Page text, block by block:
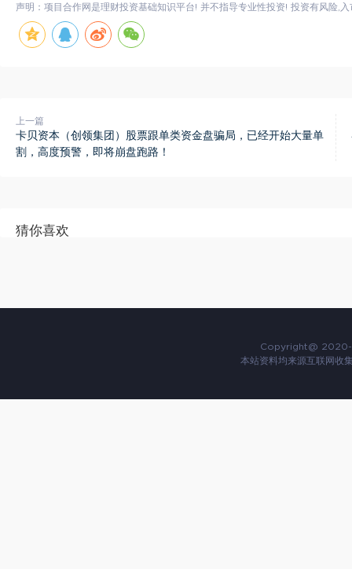
声明：项目合作网是理财投资基础知识平台! 并不指导专业性投资! 投资有风险,入
上一篇
卡贝资本（创领集团）股票跟单类资金盘骗局，已经开始大量单
割，高度预警，即将崩盘跑路！
猜你喜欢
Copyright@ 2020-
本站资料均来源互联网收